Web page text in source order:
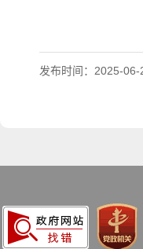
发布时间：2025-06-